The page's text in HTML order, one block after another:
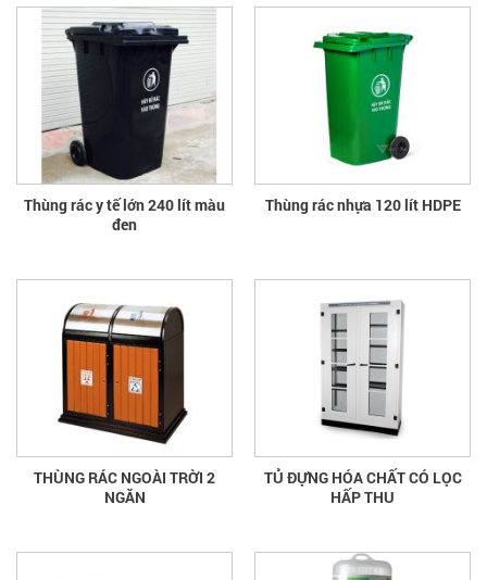
Thùng rác y tế lớn 240 lít màu
đen
Thùng rác nhựa 120 lít HDPE
THÙNG RÁC NGOÀI TRỜI 2
NGĂN
TỦ ĐỰNG HÓA CHẤT CÓ LỌC
HẤP THU